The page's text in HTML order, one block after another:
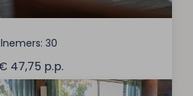
30
47,75 p.p.